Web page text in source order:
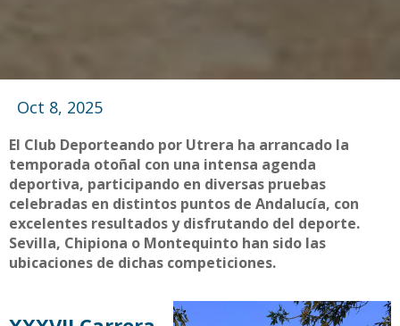
Oct 8, 2025
El Club Deporteando por Utrera ha arrancado la
temporada otoñal con una intensa agenda
deportiva, participando en diversas pruebas
celebradas en distintos puntos de Andalucía, con
excelentes resultados y disfrutando del deporte.
Sevilla, Chipiona o Montequinto han sido las
ubicaciones de dichas competiciones.